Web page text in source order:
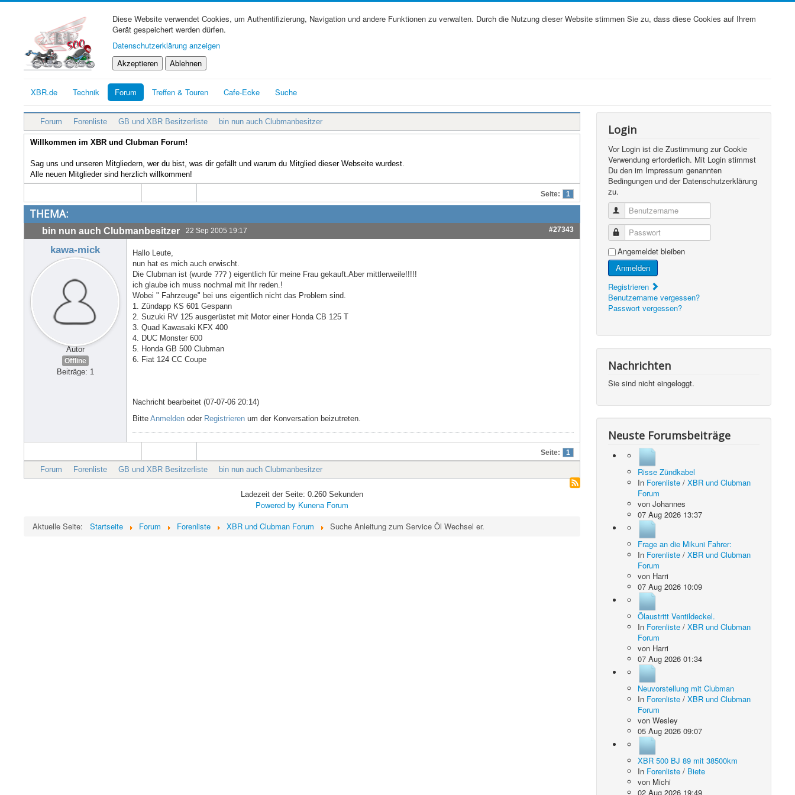
Diese Website verwendet Cookies, um Authentifizierung, Navigation und andere Funktionen zu verwalten. Durch die Nutzung dieser Website stimmen Sie zu, dass diese Cookies auf Ihrem
Gerät gespeichert werden dürfen.
Datenschutzerklärung anzeigen
Akzeptieren
Ablehnen
XBR.de Technik Forum Treffen & Touren Cafe-Ecke Suche
Forum Forenliste GB und XBR Besitzerliste bin nun auch Clubmanbesitzer
Willkommen im XBR und Clubman Forum!
Sag uns und unseren Mitgliedern, wer du bist, was dir gefällt und warum du Mitglied dieser Webseite wurdest.
Alle neuen Mitglieder sind herzlich willkommen!
Seite: 1
THEMA:
bin nun auch Clubmanbesitzer 22 Sep 2005 19:17 #27343
kawa-mick
Autor
Offline
Beiträge: 1
Hallo Leute,
nun hat es mich auch erwischt.
Die Clubman ist (wurde ??? ) eigentlich für meine Frau gekauft.Aber mittlerweile!!!!!
ich glaube ich muss nochmal mit Ihr reden.!
Wobei " Fahrzeuge" bei uns eigentlich nicht das Problem sind.
1. Zündapp KS 601 Gespann
2. Suzuki RV 125 ausgerüstet mit Motor einer Honda CB 125 T
3. Quad Kawasaki KFX 400
4. DUC Monster 600
5. Honda GB 500 Clubman
6. Fiat 124 CC Coupe
Nachricht bearbeitet (07-07-06 20:14)
Bitte Anmelden oder Registrieren um der Konversation beizutreten.
Seite: 1
Forum Forenliste GB und XBR Besitzerliste bin nun auch Clubmanbesitzer
Ladezeit der Seite: 0.260 Sekunden
Powered by Kunena Forum
Aktuelle Seite:
Startseite Forum Forenliste XBR und Clubman Forum Suche Anleitung zum Service Öl Wechsel er.
Login
Vor Login ist die Zustimmung zur Cookie
Verwendung erforderlich. Mit Login stimmst
Du den im Impressum genannten
Bedingungen und der Datenschutzerklärung
zu.
Benutzername
Passwort
Angemeldet bleiben
Anmelden
Registrieren
Benutzername vergessen?
Passwort vergessen?
Nachrichten
Sie sind nicht eingeloggt.
Neuste Forumsbeiträge
Risse Zündkabel
In Forenliste /XBR und Clubman
Forum
vonJohannes
07 Aug 2026 13:37
Frage an die Mikuni Fahrer:
In Forenliste /XBR und Clubman
Forum
von Harri
07 Aug 2026 10:09
Ölaustritt Ventildeckel.
In Forenliste /XBR und Clubman
Forum
von Harri
07 Aug 2026 01:34
Neuvorstellung mit Clubman
In Forenliste /XBR und Clubman
Forum
vonWesley
05 Aug 2026 09:07
XBR 500 BJ 89 mit 38500km
In Forenliste / Biete
von Michi
02 Aug 2026 19:49